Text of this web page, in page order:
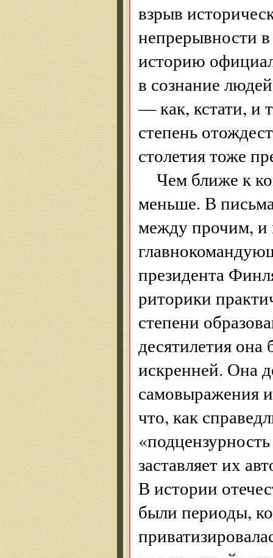
взрыв
непрерывности
историю
в сознание
— как, кстати, и
степень
столетия тоже
Чем ближе к
меньше. В
между прочим, и
президента
риторики
степени
десятилетия
искренней. Она
самовыражения
что, как
заставляет их
В истории
были периоды,